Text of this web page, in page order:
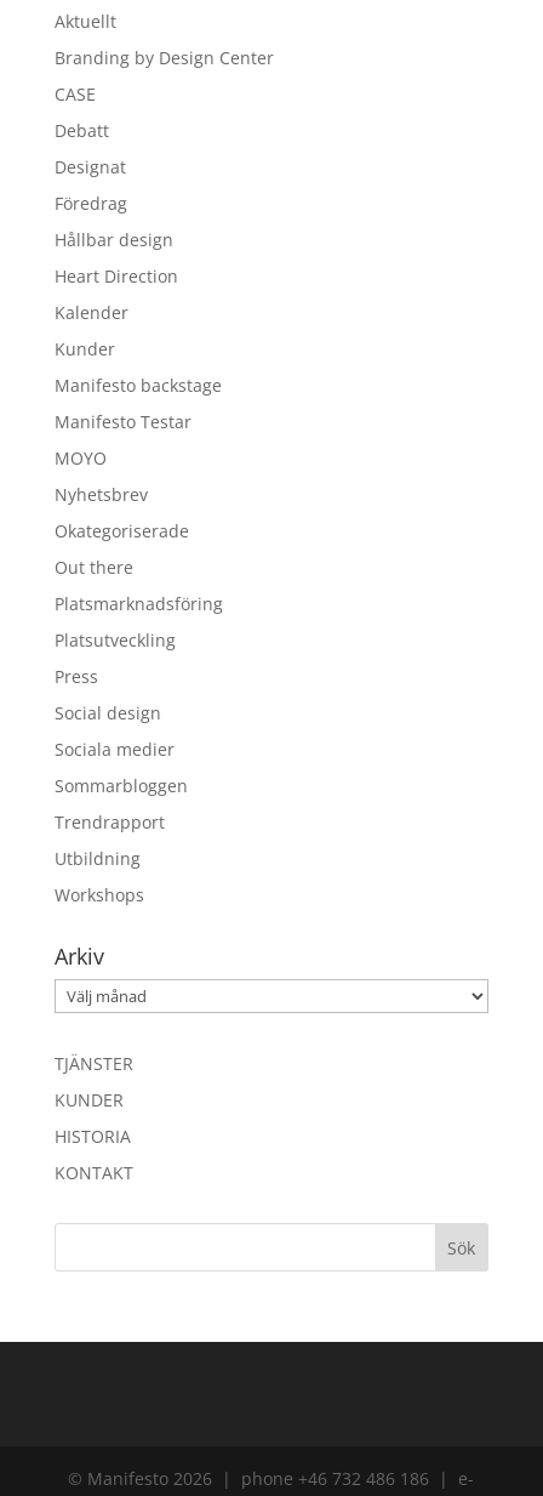
Aktuellt
Branding by Design Center
CASE
Debatt
Designat
Föredrag
Hållbar design
Heart Direction
Kalender
Kunder
Manifesto backstage
Manifesto Testar
MOYO
Nyhetsbrev
Okategoriserade
Out there
Platsmarknadsföring
Platsutveckling
Press
Social design
Sociala medier
Sommarbloggen
Trendrapport
Utbildning
Workshops
Arkiv
Arkiv
TJÄNSTER
KUNDER
HISTORIA
KONTAKT
© Manifesto 2026 | phone +46 732 486 186 | e-